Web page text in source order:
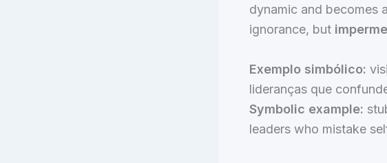
dynamic and becomes
ignorance, but
Exemplo simbólico:
lideranças que
Symbolic example:
leaders who mistake